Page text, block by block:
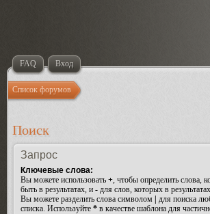
FAQ Вход
Список форумов
Поиск
Запрос
Ключевые слова:
Вы можете использовать +, чтобы определить слова,
быть в результатах, и - для слов, которых в
Вы можете разделить слова символом
для поиска
списка. Используйте * в качестве шаблона для